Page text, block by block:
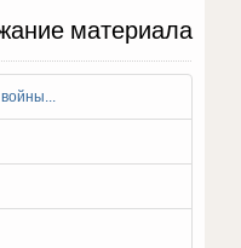
материала